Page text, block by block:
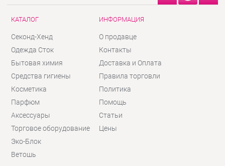
КАТАЛОГ
Секонд-Хенд
Одежда Сток
Бытовая химия
Средства гигиены
Косметика
Парфюм
Аксессуары
Торговое оборудование
Эко-Блок
Ветошь
ИНФОРМАЦИЯ
О продавце
Контакты
Доставка и Оплата
Правила торговли
Политика
Помощь
Статьи
Цены